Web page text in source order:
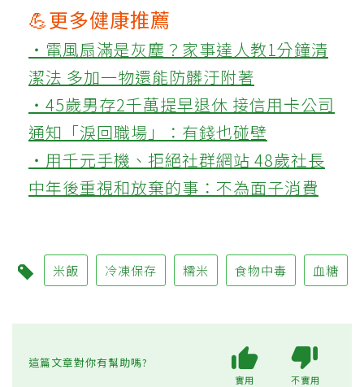
💪更多健康推薦
‧電風扇滿是灰塵？家事達人教1分鐘清
潔法 多加一物還能防髒汙附著
‧45歲男存2千萬提早退休 接信用卡公司
通知「淚回職場」：有錢也碰壁
‧用千元手機、拒絕社群網站 48歲社長
中年後重視和放棄的事：不為面子消費
米飯 冷凍保存 糯米 食物中毒 血糖
這篇文章對你有幫助嗎?
實用 不實用